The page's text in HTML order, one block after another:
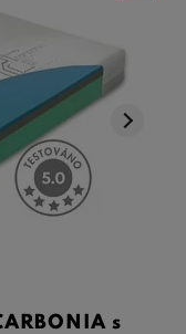
s